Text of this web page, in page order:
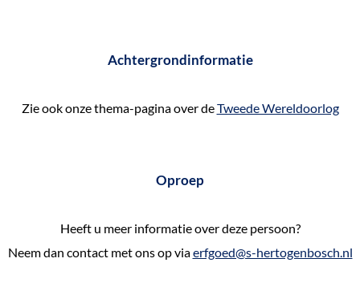
n
Achtergrondinformatie
Zie ook onze thema-pagina over deTweede Wereldoorlog
Oproep
Heeft u meer informatie over deze persoon?
Neem dan contact met ons op viaerfgoed@s-hertogenbosch.nl